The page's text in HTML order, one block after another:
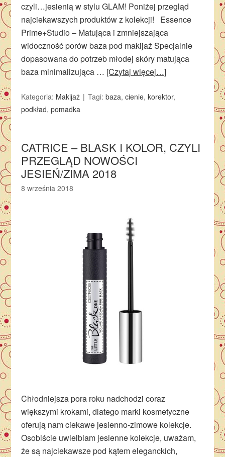
czyli…jesienią w stylu GLAM! Poniżej przegląd
najciekawszych produktów z kolekcji! Essence
Prime+Studio – Matująca i zmniejszająca
widoczność porów baza pod makijaż Specjalnie
dopasowana do potrzeb młodej skóry matująca
baza minimalizująca … [Czytaj więcej…]
Kategoria: Makijaż Tagi:baza,cienie,korektor,
podkład,pomadka
CATRICE – BLASK I KOLOR, CZYLI
PRZEGLĄD NOWOŚCI
JESIEŃ/ZIMA 2018
8 września 2018
Chłodniejsza pora roku nadchodzi coraz
większymi krokami, dlatego marki kosmetyczne
oferują nam ciekawe jesienno-zimowe kolekcje.
Osobiście uwielbiam jesienne kolekcje, uważam,
że są najciekawsze pod kątem eleganckich,